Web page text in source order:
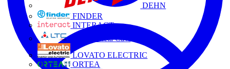
DEHN
FINDER
INTERACT
La Triveneta Cavi
LOVATO ELECTRIC
ORTEA